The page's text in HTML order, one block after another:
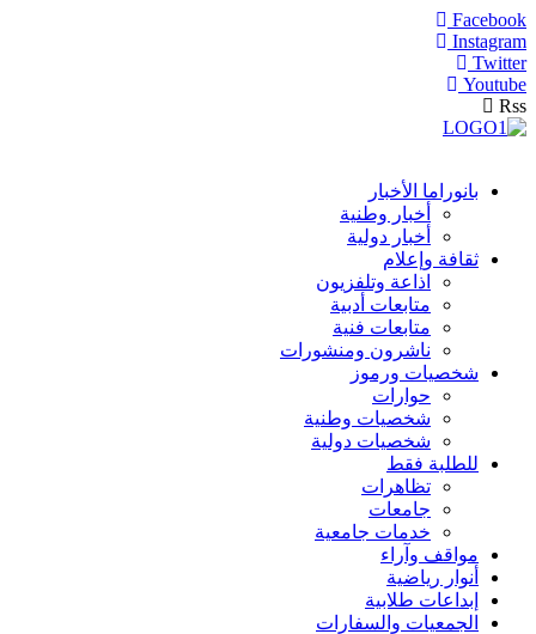
Facebook
Instagram
Twitter
Youtube
Rss
بانوراما الأخبار
أخبار وطنية
أخبار دولية
ثقافة وإعلام
اذاعة وتلفزيون
متابعات أدبية
متابعات فنية
ناشرون ومنشورات
شخصيات ورموز
حوارات
شخصيات وطنية
شخصيات دولية
للطلبة فقط
تظاهرات
جامعات
خدمات جامعية
مواقف وآراء
أنوار رياضية
إبداعات طلابية
الجمعيات والسفارات